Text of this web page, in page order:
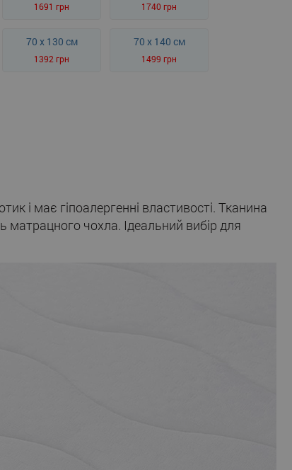
1691 грн 1740 грн
70 x 130 см
1392 грн
70 x 140 см
1499 грн
і має гіпоалергенні властивості. Тканина
матрацного чохла. Ідеальний вибір для